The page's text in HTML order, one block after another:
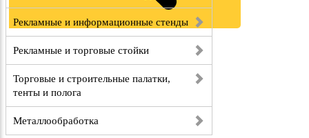
Рекламные и информационные стенды
Рекламные и торговые стойки
Торговые и строительные палатки,
тенты и полога
Металлообработка